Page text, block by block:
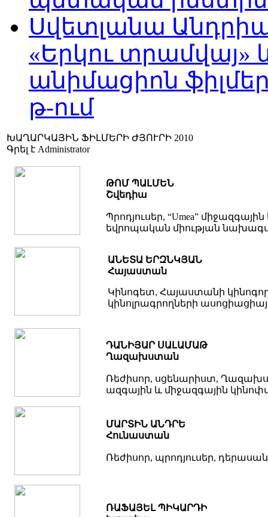
Սվետլանա
«Երկու տրամվայ»
անիմացիոն
թ-ում
ԽԱՂԱՐԿԱՅԻՆ ՖԻԼՄԵՐԻ ԺՅՈՒՐԻ 2010
Գրել է Administrator
ԹՈՄ ՊԱԼՄԵՆ
Շվեդիա
Պրոդյուսեր, “Umea”
եվրոպական միության
ԱՆԵՏԱ ԵՐԶՆԿՅԱՆ
Հայաստան
Կինոգետ, Հայաստանի
կինոլրագրողների
ԴԱՆԻՅԱՐ ՍԱԼԱՄԱԹ
Ղազախստան
Ռեժիսոր, սցենարիստ,
ազգային և միջազգային
ՄԱՐՏԻՆ ԱՆԴՐԵ
Հունաստան
Ռեժիսոր, պրոդյուսեր, դերասան
ՌԱՖԱՅԵԼ ՊԻԿԱՐԴԻ